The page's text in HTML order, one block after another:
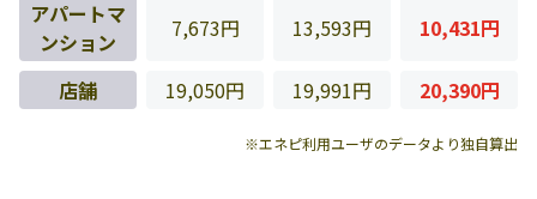
アパートマ
ンション
7,673円 13,593円 10,431円
店舗 19,050円 19,991円 20,390円
※エネピ利用ユーザのデータより独自算出